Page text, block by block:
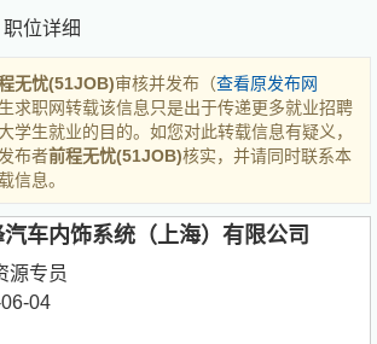
职位详细
无忧(51JOB)审核并发布（查看原发布网
求职网转载该信息只是出于传递更多就业招聘
学生就业的目的。如您对此转载信息有疑义，
布者前程无忧(51JOB)核实，并请同时联系本
信息。
车内饰系统（上海）有限公司
源专员
04